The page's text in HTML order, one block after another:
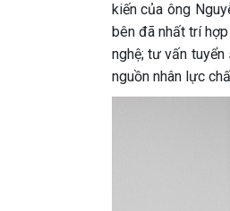
kiến của ông
bên đã nhất trí
nghệ; tư vấn
nguồn nhân lực